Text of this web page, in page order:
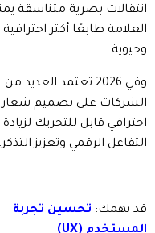
انتقالات بصرية متناسقة
العلامة طابعًا أكثر احترافية
وحيوية.
وفي 2026 تعتمد العديد من
الشركات على تصميم شعار
احترافي قابل للتحريك لزيادة
التفاعل الرقمي وتعزيز التذكر.
قد يهمك: تحسين تجربة